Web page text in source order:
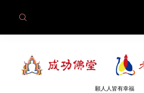
願人人皆有幸福